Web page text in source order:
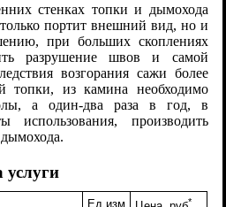
стенках топки и дымохода
только портит внешний вид, но и
при больших скоплениях
разрушение швов и самой
возгорания сажи более
топки, из камина необходимо
а один-два раза в год, в
использования, производить
услуги
Ед.изм *